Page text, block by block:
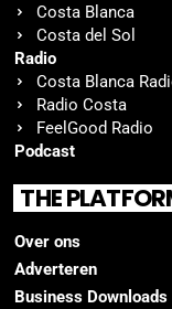
Costa Blanca
Costa del Sol
Radio
Costa Blanca
Radio Costa
FeelGood Radio
Podcast
THE
Over ons
Adverteren
Business Downloads